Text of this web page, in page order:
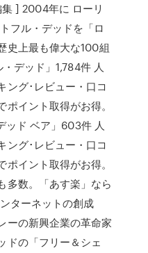
] 2004年に ローリ
フル・デッドを「ロ
史上最も偉大な100組
デッド」1,784件 人
ング･レビュー・口コ
イント取得がお得。
ッド ベア」603件 人
ング･レビュー・口コ
イント取得がお得。
多数。「あす楽」なら
ターネットの創成
ーの新興企業の革命家
ドの「フリー＆シェ